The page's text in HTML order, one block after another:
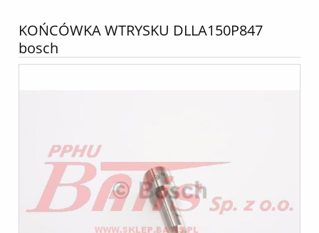
KOŃCÓWKA WTRYSKU DLLA150P847
bosch